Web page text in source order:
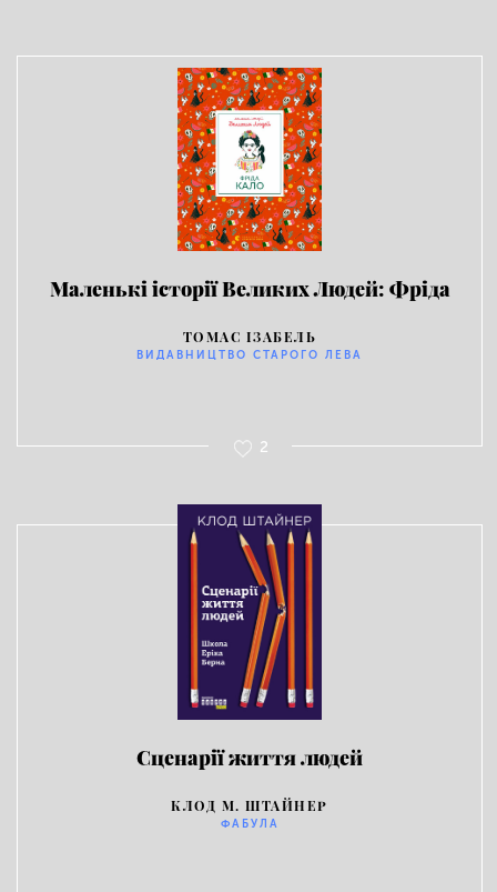
Маленькі історії Великих Людей: Фріда
ТОМАС ІЗАБЕЛЬ
ВИДАВНИЦТВО СТАРОГО ЛЕВА
2
Сценарії життя людей
КЛОД М. ШТАЙНЕР
ФАБУЛА